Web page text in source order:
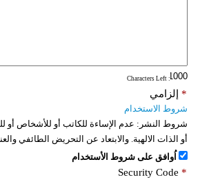
: Characters Left
إلزامي *
شروط الاستخدام
شروط النشر: عدم الإساءة للكاتب أو للأشخاص أو
أو الذات الالهية. والابتعاد عن التحريض الطائفي
اُوافق على شروط الأستخدام
Security Code *